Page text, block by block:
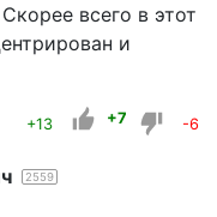
всего в этот
и
+13 +7 -6
2559